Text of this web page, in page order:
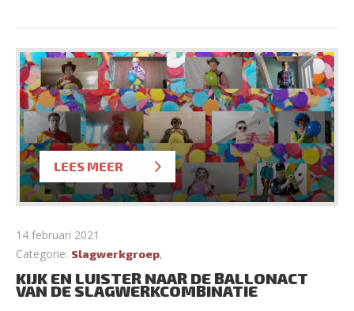
LEES MEER
14 februari 2021
Categorie: Slagwerkgroep,
KIJK EN LUISTER NAAR DE BALLONACT
VAN DE SLAGWERKCOMBINATIE